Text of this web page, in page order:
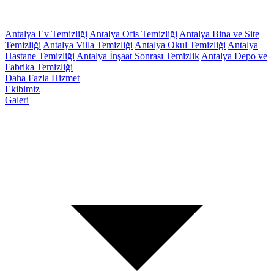
Antalya Ev Temizliği Antalya Ofis Temizliği Antalya Bina ve Site
Temizliği Antalya Villa Temizliği Antalya Okul Temizliği Antalya
Hastane Temizliği Antalya İnşaat Sonrası Temizlik Antalya Depo ve
Fabrika Temizliği
Daha Fazla Hizmet
Ekibimiz
Galeri